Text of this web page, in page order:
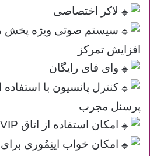
لاکر اختصاصی
سیستم صوتی ویژه پخش
افزایش تمرکز
وای فای رایگان
کنترل پانسیون با استفاده
پرسنل مجرب
امکان استفاده از اتاق VIP
امکان خواب اینِمُوری